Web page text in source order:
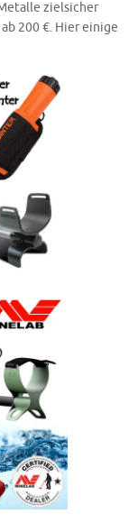
zielsicher
200 €. Hier einige